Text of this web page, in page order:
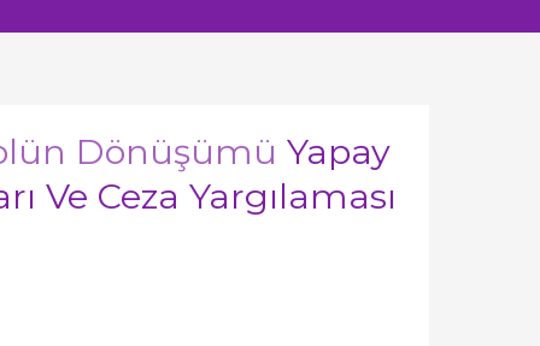
Dönüşümü Yapay
Ve Ceza Yargılaması